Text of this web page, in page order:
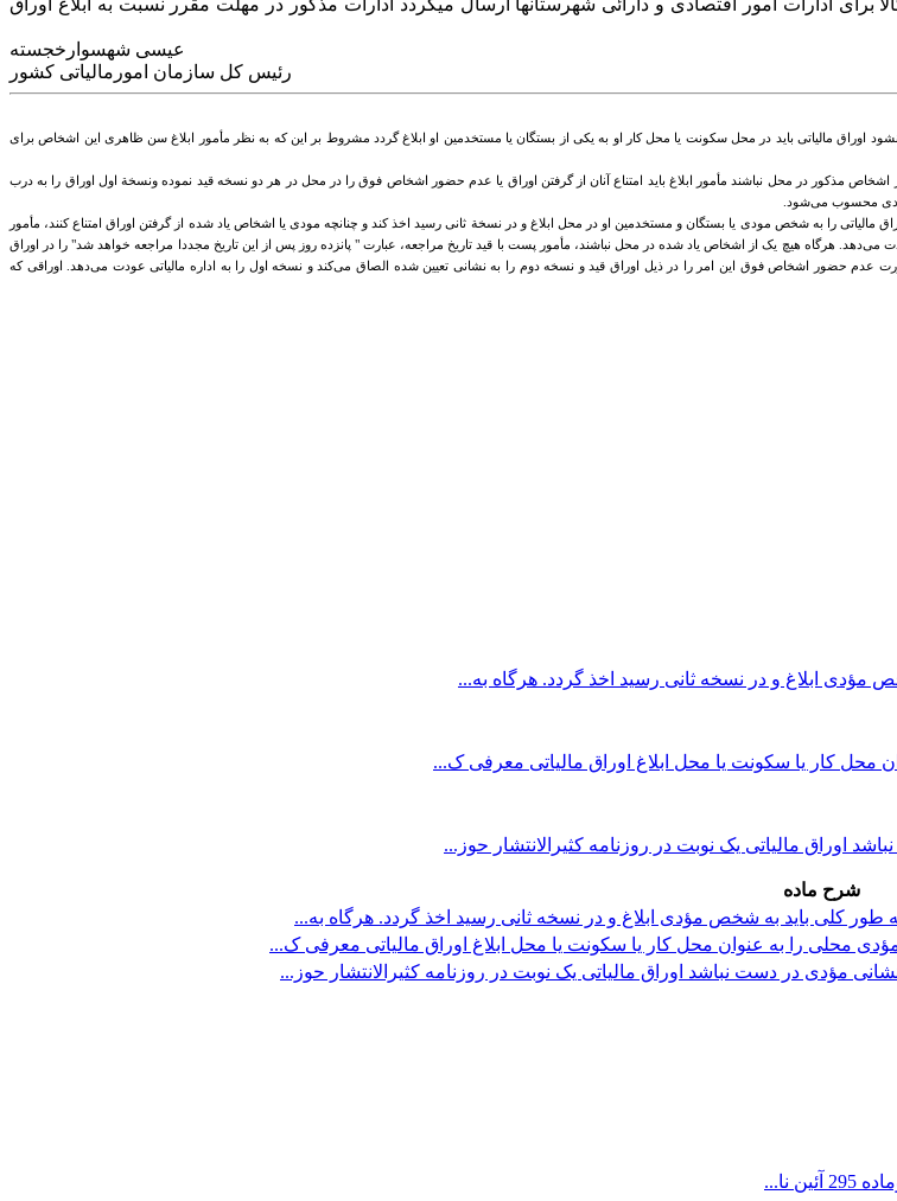
ادارات امور اقتصادی و دارائی شهرستانها ارسال میگردد ادارات مذکور در مهلت مقرر نسبت به ابلاغ اوراق
عیسی شهسوارخجسته
رئیس کل سازمان امورمالیاتی کشور
نشود اوراق مالیاتی باید در محل سکونت یا محل کار او به‌ یکی از بستگان یا مستخدمین او ابلاغ گردد مشروط بر این که به نظر مأمور ابلاغ سن ظاهری این اشخاص برای
اشخاص مذکور در محل نباشند مأمور ابلاغ باید امتناع ‌آنان از گرفتن اوراق یا عدم حضور اشخاص فوق را در محل در هر دو نسخه قید نموده ونسخة اول اوراق را به درب
مودی محسوب می‌شود.
مالیاتی را به شخص مودی یا بستگان و مستخدمین او در محل ابلاغ و در نسخة ثانی رسید اخذ کند و چنانچه مودی یا اشخاص یاد شده از گرفتن اوراق امتناع کنند، مأمور
هرگاه هیچ یک از اشخاص یاد شده در محل نباشند، مأمور پست با قید تاریخ مراجعه‌، عبارت " پانزده روز پس از این تاریخ مجددا مراجعه خواهد شد" را در اوراق
حضور اشخاص فوق این امر را در ذیل اوراق قید و نسخه دوم را به نشانی تعیین شده الصاق می‌کند و نسخه ‌اول را به اداره مالیاتی عودت می‌دهد. اوراقی که
شرح ماده